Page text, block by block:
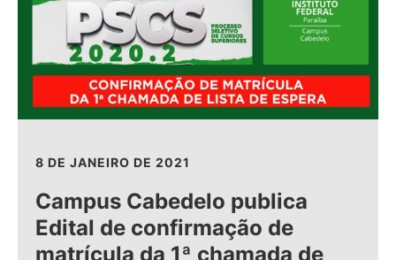
8 DE JANEIRO DE 2021
Campus Cabedelo publica
Edital de confirmação de
matrícula da 1ª chamada de